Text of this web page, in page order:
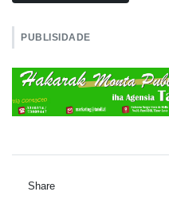
PUBLISIDADE
Share